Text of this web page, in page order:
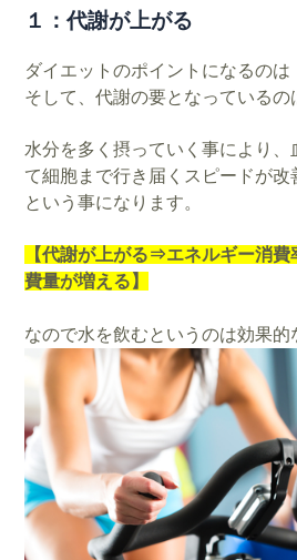
１：代謝が上がる
ダイエットのポイントになるのは
そして、代謝の要となっているの
水分を多く摂っていく事により、
て細胞まで行き届くスピードが改
という事になります。
【代謝が上がる⇒エネルギー消
費量が増える】
なので水を飲むというのは効果的